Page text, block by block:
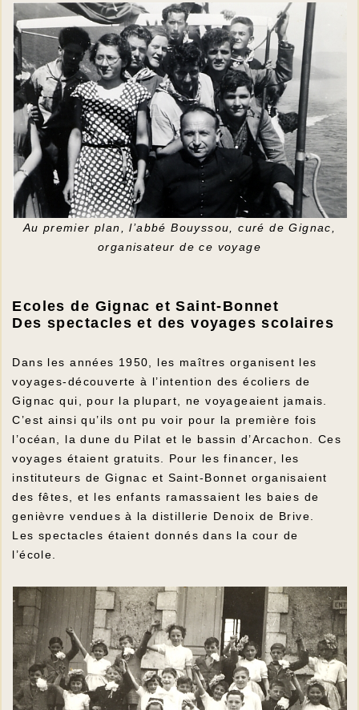
Au premier plan, l’abbé Bouyssou, curé de Gignac,
organisateur de ce voyage
Ecoles de Gignac et Saint-Bonnet
Des spectacles et des voyages scolaires
Dans les années 1950, les maîtres organisent les
voyages-découverte à l’intention des écoliers de
Gignac qui, pour la plupart, ne voyageaient jamais.
C’est ainsi qu’ils ont pu voir pour la première fois
l’océan, la dune du Pilat et le bassin d’Arcachon. Ces
voyages étaient gratuits. Pour les financer, les
instituteurs de Gignac et Saint-Bonnet organisaient
des fêtes, et les enfants ramassaient les baies de
genièvre vendues à la distillerie Denoix de Brive.
Les spectacles étaient donnés dans la cour de
l’école.